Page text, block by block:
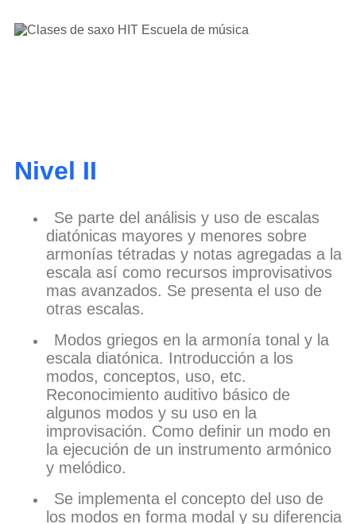
Nivel II
Se parte del análisis y uso de escalas
diatónicas mayores y menores sobre
armonías tétradas y notas agregadas a la
escala así como recursos improvisativos
mas avanzados. Se presenta el uso de
otras escalas.
Modos griegos en la armonía tonal y la
escala diatónica. Introducción a los
modos, conceptos, uso, etc.
Reconocimiento auditivo básico de
algunos modos y su uso en la
improvisación. Como definir un modo en
la ejecución de un instrumento armónico
y melódico.
Se implementa el concepto del uso de
los modos en forma modal y su diferencia